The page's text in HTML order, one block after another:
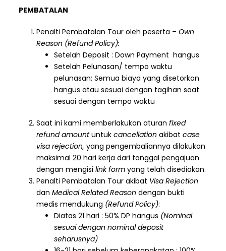
PEMBATALAN
Penalti Pembatalan Tour oleh peserta – Own
Reason (Refund Policy):
Setelah Deposit : Down Payment hangus
Setelah Pelunasan/ tempo waktu
pelunasan: Semua biaya yang disetorkan
hangus atau sesuai dengan tagihan saat
sesuai dengan tempo waktu
Saat ini kami memberlakukan aturan fixed
refund amountuntuk cancellation akibat case
visa rejection, yang pengembaliannya dilakukan
maksimal 20 hari kerja dari tanggal pengajuan
dengan mengisi link form yang telah disediakan.
Penalti Pembatalan Tour akibat Visa Rejection
dan Medical Related Reason dengan bukti
medis mendukung (Refund Policy):
Diatas 21 hari : 50% DP hangus (Nominal
sesuai dengan nominal deposit
seharusnya)